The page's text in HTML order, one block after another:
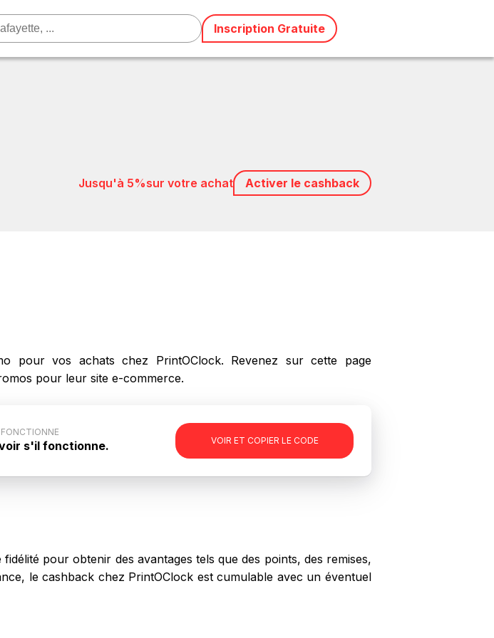
jusqu'à 5%sur votre achat Activer le cashback
pour vos achats chez PrintOClock. Revenez sur cette page
pour leur site e-commerce.
VOIR ET COPIER LE CODE
s'il fonctionne.
site internet. Aussi, il est
pour obtenir des avantages tels que des points, des remises,
le cashback chez PrintOClock est cumulable avec un éventuel
Inscription Gratuite